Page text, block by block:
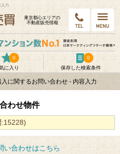
力
東京都⼼エリアの
不動産販売情報
に入り
0
保存した検索条件
0
に関するお問い合わせ - 内容入力
わせ物件
い合わせはこちら